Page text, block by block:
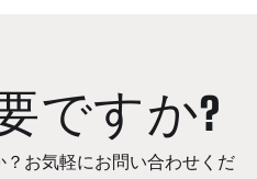
ですか?
お気軽にお問い合わせくだ